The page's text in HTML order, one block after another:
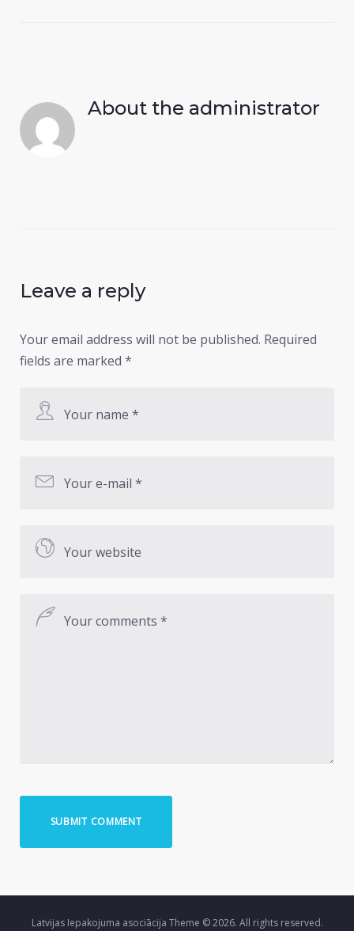
About the administrator
Leave a reply
Your email address will not be published. Required
fields are marked *
Latvijas Iepakojuma asociācija Theme © 2026. All rights reserved.